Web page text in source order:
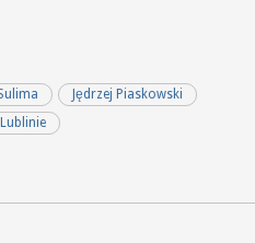
Jędrzej Piaskowski